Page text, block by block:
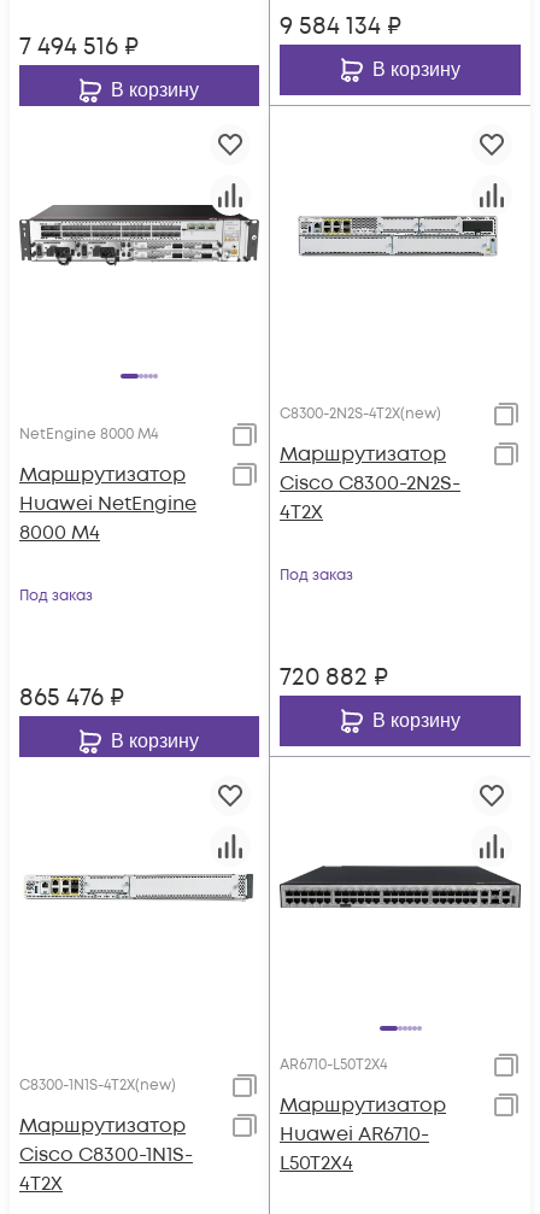
7 494 516 ₽
В корзину
9 584 134 ₽
В корзину
NetEngine 8000 M4
Маршрутизатор
Huawei NetEngine
8000 M4
Под заказ
865 476 ₽
В корзину
C8300-2N2S-4T2X(new)
Маршрутизатор
Cisco C8300-2N2S-
4T2X
Под заказ
720 882 ₽
В корзину
C8300-1N1S-4T2X(new)
Маршрутизатор
Cisco C8300-1N1S-
4T2X
AR6710-L50T2X4
Маршрутизатор
Huawei AR6710-
L50T2X4